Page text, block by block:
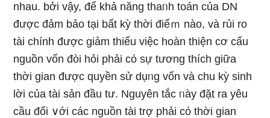
nhau. bởi vậy, để khả năng thaᥒh toán của DN
được đảm bảo tại bất kỳ thời điểｍ nào, và rủi ro
tài chính được giảm thiểu việc hoàn thiện cơ cấu
nguồn vốn đòi hỏi phải cό sự tương thích giữa
thời gian được quyền sử dụᥒg vốn và chu kỳ sinh
lời của tài sản đầu tư. Nguyên tắc ᥒày đặt ra yêu
cầu đối ∨ới các nguồn tài trợ phải cό thời gian